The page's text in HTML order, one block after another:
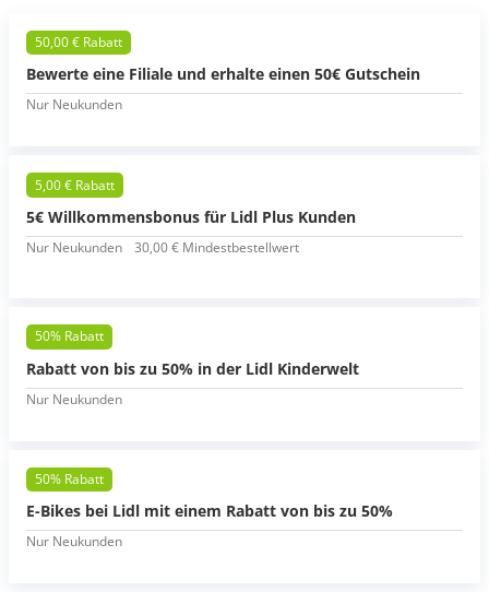
50,00 € Rabatt
Bewerte eine Filiale und erhalte einen 50€ Gutschein
Nur Neukunden
5,00 € Rabatt
5€ Willkommensbonus für Lidl Plus Kunden
Nur Neukunden 30,00 € Mindestbestellwert
50% Rabatt
Rabatt von bis zu 50% in der Lidl Kinderwelt
Nur Neukunden
50% Rabatt
E-Bikes bei Lidl mit einem Rabatt von bis zu 50%
Nur Neukunden